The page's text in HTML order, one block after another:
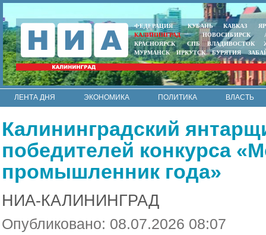
ФЕДЕРАЦИЯ КУБАНЬ КАВКАЗ
КАЛИНИНГРАД
НОВОСИБИРСК
КРАСНОЯРСК
СПБ ВЛАДИВОСТОК
МУРМАНСК
ИРКУТСК БУРЯТИЯ
ЛЕНТА ДНЯ ЭКОНОМИКА ПОЛИТИКА
ВЛАСТЬ
RSS
Калининградский
победителей конкурса
промышленник года»
НИА-КАЛИНИНГРАД
Опубликовано: 08.07.2026 08:07